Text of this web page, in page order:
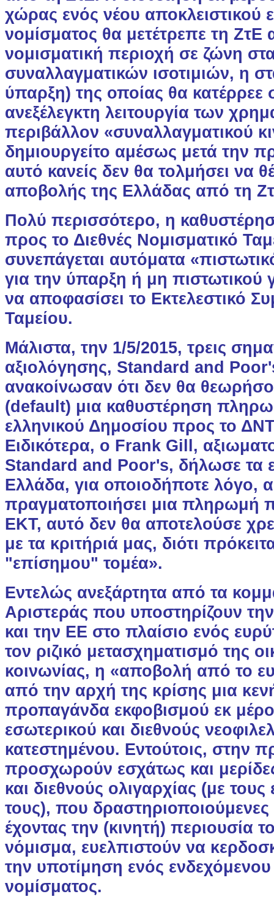
χώρας ενός νέου αποκλειστικού
νομίσματος θα μετέτρεπε τη ΖτΕ
νομισματική περιοχή σε ζώνη
συναλλαγματικών ισοτιμιών, η
ύπαρξη) της οποίας θα
ανεξέλεγκτη λειτουργία των
περιβάλλον «συναλλαγματικού
δημιουργείτο αμέσως μετά την
αυτό κανείς δεν θα τολμήσει να
αποβολής της Ελλάδας από τη
Πολύ περισσότερο, η
προς το Διεθνές Νομισματικό
συνεπάγεται αυτόματα
για την ύπαρξη ή μη πιστωτικού
να αποφασίσει το Εκτελεστικό
Ταμείου.
Μάλιστα, την 1/5/2015, τρεις
αξιολόγησης, Standard and
ανακοίνωσαν ότι δεν θα
(default) μια καθυστέρηση
ελληνικού Δημοσίου προς το
Ειδικότερα, ο Frank Gill,
Standard and Poor's, δήλωσε τα
Ελλάδα, για οποιοδήποτε λόγο,
πραγματοποιήσει μια πληρωμή
ΕΚΤ, αυτό δεν θα αποτελούσε
με τα κριτήριά μας, διότι
"επίσημου" τομέα».
Εντελώς ανεξάρτητα από τα
Αριστεράς που υποστηρίζουν
και την ΕΕ στο πλαίσιο ενός
τον ριζικό μετασχηματισμό της
κοινωνίας, η «αποβολή από το
από την αρχή της κρίσης μια
προπαγάνδα εκφοβισμού εκ
εσωτερικού και διεθνούς
κατεστημένου. Εντούτοις, στην
προσχωρούν εσχάτως και
και διεθνούς ολιγαρχίας (με
τους), που δραστηριοποιούμενες
έχοντας την (κινητή) περιουσία
νόμισμα, ευελπιστούν να
την υποτίμηση ενός
νομίσματος.